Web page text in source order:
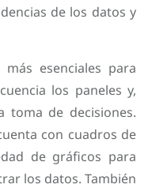
de los datos y
esenciales para
los paneles y,
toma de decisiones.
con cuadros de
de gráficos para
los datos. También